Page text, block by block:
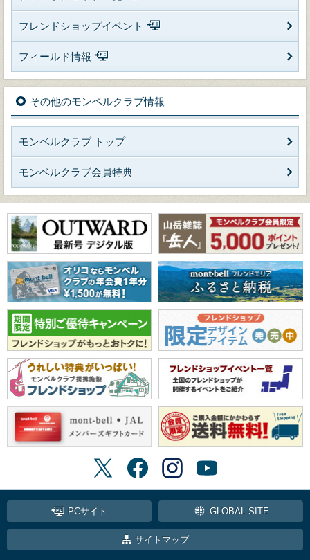
フレンドショップイベント
フィールド情報
その他のモンベルクラブ情報
モンベルクラブ トップ
モンベルクラブ会員特典
PCサイト GLOBAL SITE
サイトマップ